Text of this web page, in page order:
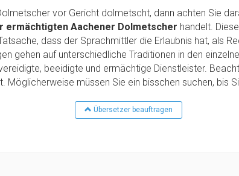
vor Gericht dolmetscht, dann achten Sie
ermächtigten Aachener Dolmetscher handelt.
dass der Sprachmittler die Erlaubnis hat, als
gehen auf unterschiedliche Traditionen in den
beeidigte und ermächtige Dienstleister.
Möglicherweise müssen Sie ein bisschen suchen, bis
Übersetzer beauftragen